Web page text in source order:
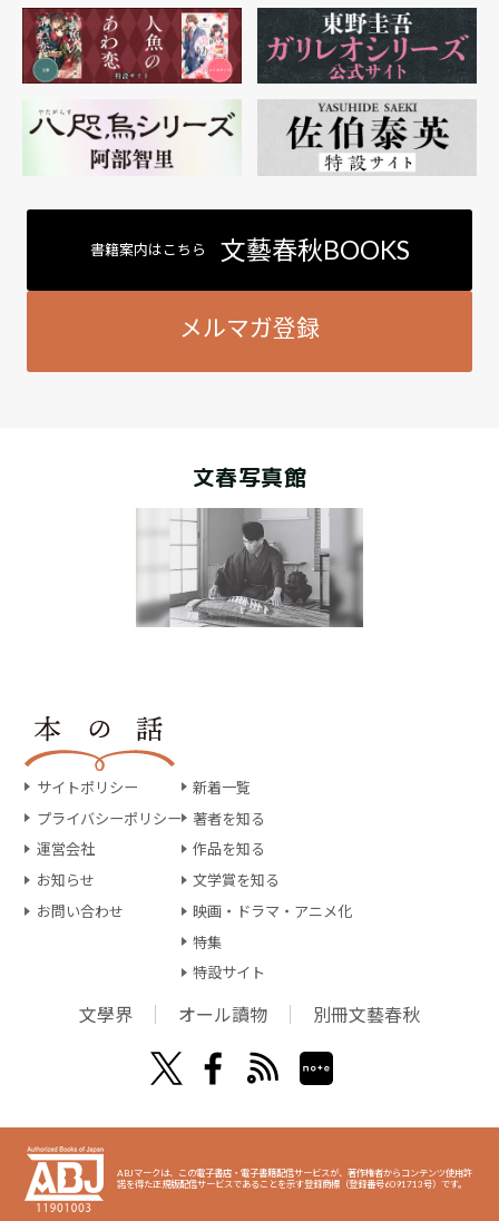
書籍案内はこちら 文藝春秋BOOKS
メルマガ登録
文春写真館
サイトポリシー
プライバシーポリシー
運営会社
お知らせ
お問い合わせ
新着一覧
著者を知る
作品を知る
文学賞を知る
映画・ドラマ・アニメ化
特集
特設サイト
文學界 オール讀物 別冊文藝春秋
ABJマークは、この電子書店・電子書籍配信サービスが、著作権者からコンテンツ使用許
諾を得た正規版配信サービスであることを示す登録商標（登録番号6091713号）です。